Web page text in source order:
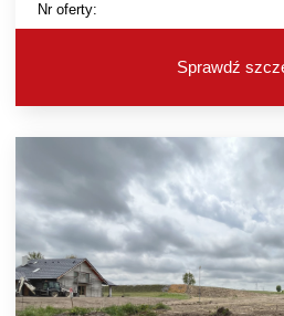
Nr oferty:
Sprawdź